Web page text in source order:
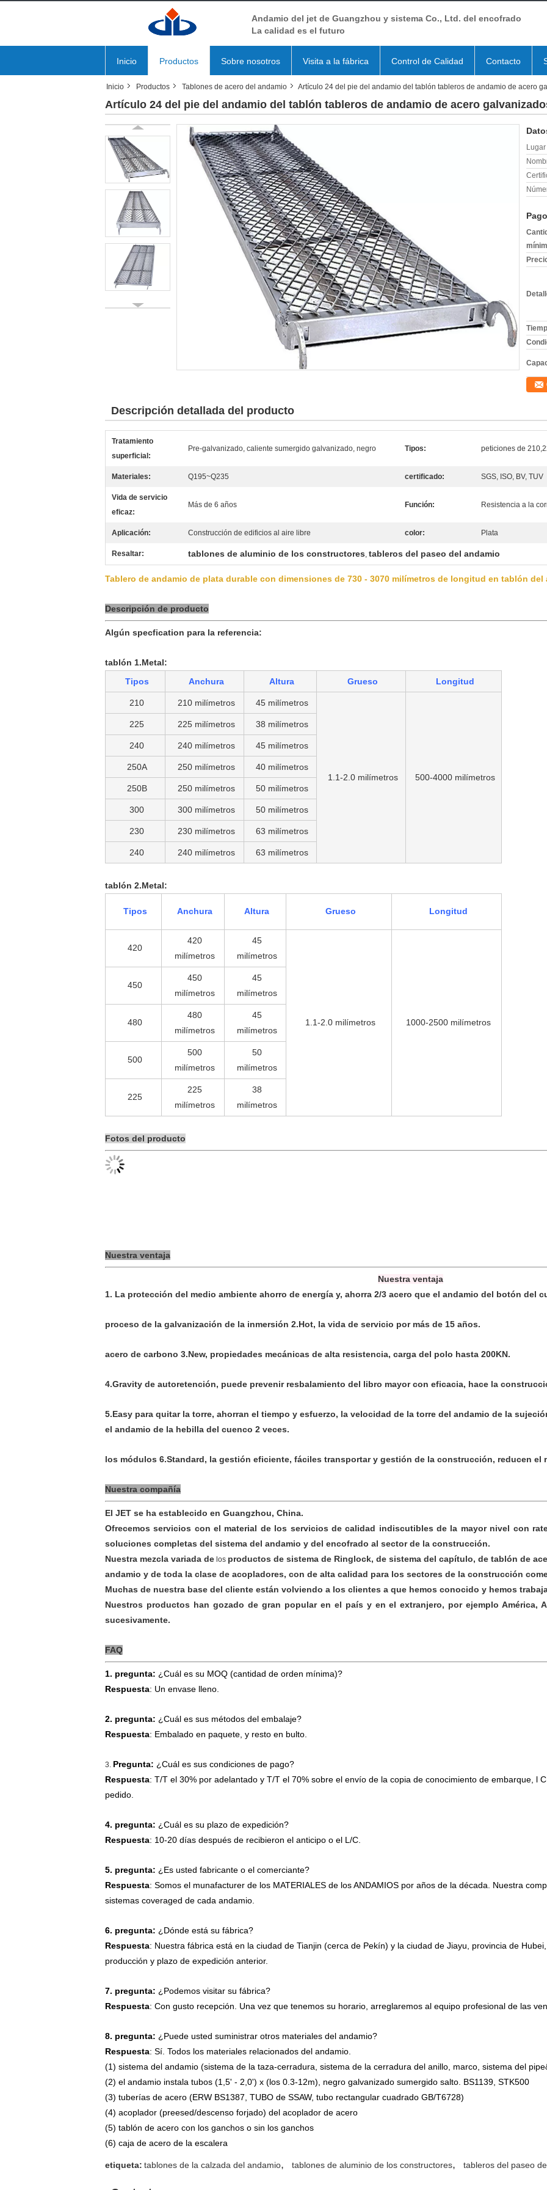
Andamio del jet de Guangzhou y sistema Co., Ltd. del encofrado
La calidad es el futuro
Inicio Productos Sobre nosotros Visita a la fábrica Control de Calidad Contacto
Inicio Productos Tablones de acero del andamio Artículo 24 del pie del andamio del tablón tableros de andamio de acero
Artículo 24 del pie del andamio del tablón tableros de andamio de acero
Descripción detallada del producto
Tratamiento
superficial:
Pre-galvanizado, caliente sumergido galvanizado, negro Tipos: peticiones de
Materiales: Q195~Q235 certificado: SGS, ISO, BV, TUV
Vida de servicio
eficaz:
Más de 6 años Función: Resistencia a la
Aplicación: Construcción de edificios al aire libre color: Plata
Resaltar: tablones de aluminio de los constructores, tableros del paseo del andamio
Tablero de andamio de plata durable con dimensiones de 730 - 3070 milímetros de longitud en tablón
Descripción de producto
Algún specfication para la referencia:
tablón 1.Metal:
Tipos
Anchura Altura Grueso Longitud
210 210 milímetros 45 milímetros
1.1-2.0 milímetros 500-4000 milímetros
225 225 milímetros 38 milímetros
240 240 milímetros 45 milímetros
250A 250 milímetros 40 milímetros
250B 250 milímetros 50 milímetros
300 300 milímetros 50 milímetros
230 230 milímetros 63 milímetros
240 240 milímetros 63 milímetros
tablón 2.Metal:
Tipos Anchura Altura Grueso Longitud
420
420
milímetros
45
milímetros
1.1-2.0 milímetros 1000-2500 milímetros
450
450
milímetros
45
milímetros
480
480
milímetros
45
milímetros
500
500
milímetros
50
milímetros
225
225
milímetros
38
milímetros
Fotos del producto
Nuestra ventaja
Nuestra ventaja
1. La protección del medio ambiente ahorro de energía y, ahorra 2/3 acero que el andamio del botón del
proceso de la galvanización de la inmersión 2.Hot, la vida de servicio por más de 15 años.
acero de carbono 3.New, propiedades mecánicas de alta resistencia, carga del polo hasta 200KN.
4.Gravity de autoretención, puede prevenir resbalamiento del libro mayor con eficacia, hace la
5.Easy para quitar la torre, ahorran el tiempo y esfuerzo, la velocidad de la torre del andamio de la
el andamio de la hebilla del cuenco 2 veces.
los módulos 6.Standard, la gestión eficiente, fáciles transportar y gestión de la construcción, reducen el
Nuestra compañía
El JET se ha establecido en Guangzhou, China.
Ofrecemos servicios con el material de los servicios de calidad indiscutibles de la mayor nivel con
soluciones completas del sistema del andamio y del encofrado al sector de la construcción.
Nuestra mezcla variada de los productos de sistema de Ringlock, de sistema del capítulo, de tablón de
andamio y de toda la clase de acopladores, con de alta calidad para los sectores de la construcción
Muchas de nuestra base del cliente están volviendo a los clientes a que hemos conocido y hemos
Nuestros productos han gozado de gran popular en el país y en el extranjero, por ejemplo América,
sucesivamente.
FAQ
1. pregunta: ¿Cuál es su MOQ (cantidad de orden mínima)?
Respuesta: Un envase lleno.
2. pregunta: ¿Cuál es sus métodos del embalaje?
Respuesta: Embalado en paquete, y resto en bulto.
3. Pregunta: ¿Cuál es sus condiciones de pago?
Respuesta: T/T el 30% por adelantado y T/T el 70% sobre el envío de la copia de conocimiento de embarque, l
pedido.
4. pregunta: ¿Cuál es su plazo de expedición?
Respuesta: 10-20 días después de recibieron el anticipo o el L/C.
5. pregunta: ¿Es usted fabricante o el comerciante?
Respuesta: Somos el munafacturer de los MATERIALES de los ANDAMIOS por años de la década. Nuestra
sistemas coveraged de cada andamio.
6. pregunta: ¿Dónde está su fábrica?
Respuesta: Nuestra fábrica está en la ciudad de Tianjin (cerca de Pekín) y la ciudad de Jiayu, provincia de
producción y plazo de expedición anterior.
7. pregunta: ¿Podemos visitar su fábrica?
Respuesta: Con gusto recepción. Una vez que tenemos su horario, arreglaremos al equipo profesional de las
8. pregunta: ¿Puede usted suministrar otros materiales del andamio?
Respuesta: Sí. Todos los materiales relacionados del andamio.
(1) sistema del andamio (sistema de la taza-cerradura, sistema de la cerradura del anillo, marco, sistema del
(2) el andamio instala tubos (1,5' - 2,0') x (los 0.3-12m), negro galvanizado sumergido salto. BS1139, STK500
(3) tuberías de acero (ERW BS1387, TUBO de SSAW, tubo rectangular cuadrado GB/T6728)
(4) acoplador (preesed/descenso forjado) del acoplador de acero
(5) tablón de acero con los ganchos o sin los ganchos
(6) caja de acero de la escalera
etiqueta: tablones de la calzada del andamio, tablones de aluminio de los constructores, tableros del paseo